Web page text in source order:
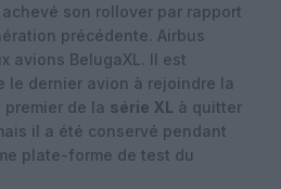
son rollover par rapport
précédente. Airbus
avions BelugaXL. Il est
le dernier avion à rejoindre la
de la série XL à quitter
il a été conservé pendant
plate-forme de test du